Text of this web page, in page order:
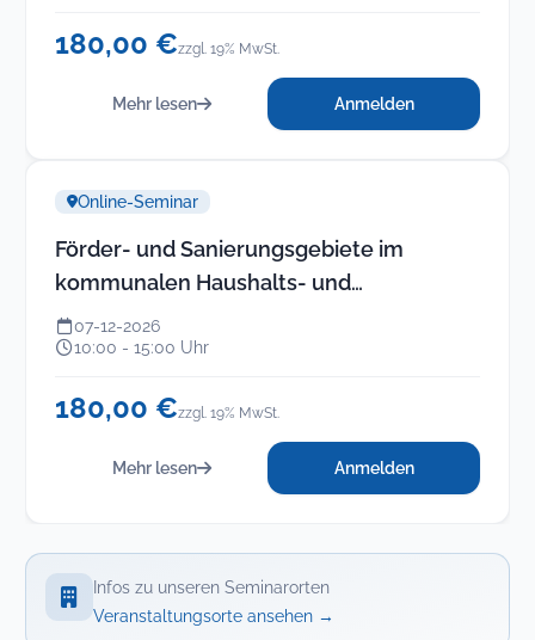
180,00 €zzgl. 19% MwSt.
Mehr lesen Anmelden
Förder- und Sanierungsgebiete im
kommunalen Haushalts- und
Rechnungswesen (neues Online-
Seminar)
Online-Seminar
07-12-2026
10:00 - 15:00 Uhr
180,00 €zzgl. 19% MwSt.
Mehr lesen Anmelden
Infos zu unseren Seminarorten
Veranstaltungsorte ansehen →